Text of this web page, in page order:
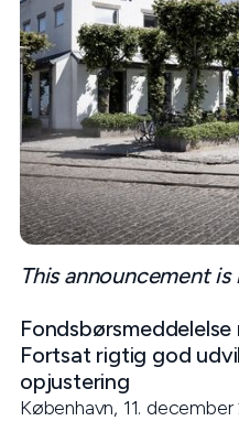
This announcement is
Fortsat rigtig god
opjustering
København, 11.